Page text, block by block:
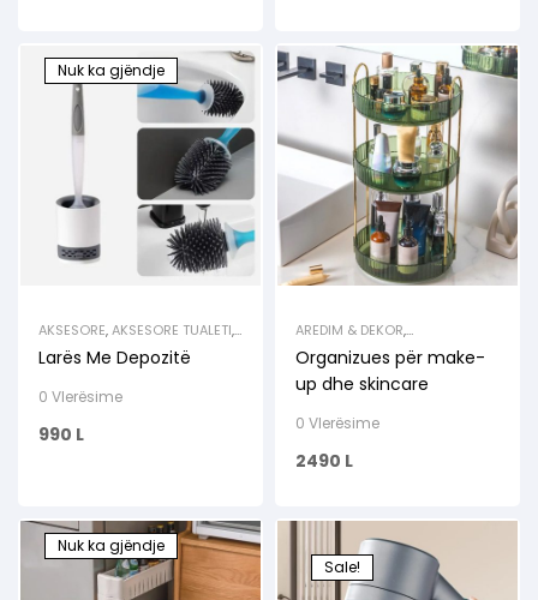
Nuk ka gjëndje
AKSESORE,AKSESORE TUALETI,
HIGJENA
TUALETI
Larës Me Depozitë
0 Vlerësime
990 L
AREDIM & DEKOR,
ORGANIZUESE
SALLONI
TUALETI
Organizues për make-
up dhe skincare
0 Vlerësime
2490 L
Nuk ka gjëndje
Sale!